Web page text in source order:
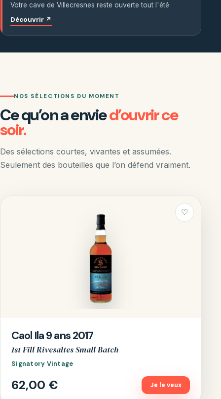
Votre cave de Villecresnes reste ouverte tout l'été
Découvrir ↗
NOS SÉLECTIONS DU MOMENT
Ce qu’on a envied’ouvrir ce
soir.
Des sélections courtes, vivantes et assumées.
Seulement des bouteilles que l’on défend vraiment.
♡
Caol Ila 9 ans 2017
1st Fill Rivesaltes Small Batch
Signatory Vintage
62,00 € Je le veux